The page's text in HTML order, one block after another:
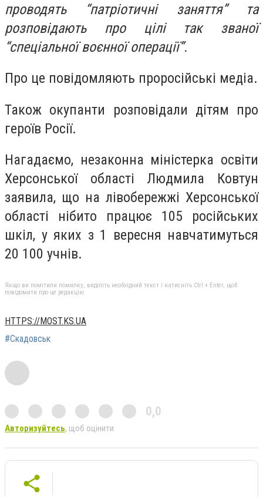
проводять “патріотичні заняття” та
розповідають про цілі так званої
“спеціальної воєнної операції”.
Про це повідомляють проросійські медіа.
Також окупанти розповідали дітям про
героїв Росії.
Нагадаємо, незаконна міністерка освіти
Херсонської області Людмила Ковтун
заявила, що на лівобережжі Херсонської
області нібито працює 105 російських
шкіл, у яких з 1 вересня навчатимуться
20 100 учнів.
Якщо ви помітили помилку, виділіть необхідний текст і натисніть Ctrl + Enter, щоб
повідомити про це редакцію
HTTPS://MOST.KS.UA
#Скадовськ
0,0
Авторизуйтесь, щоб оцінити